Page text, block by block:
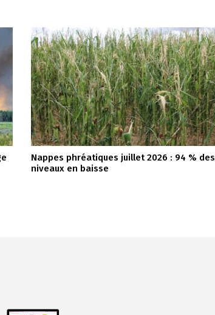
Nappes phréatiques juillet 2026 : 94 % des
niveaux en baisse